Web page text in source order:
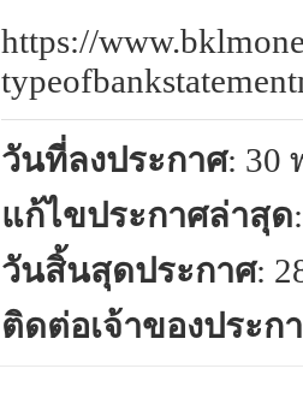
https://
วันที่ลงประกาศ: 30
แก้ไขประกาศล่าสุด
วันสิ้นสุดประกาศ:
ติดต่อเจ้าของประก